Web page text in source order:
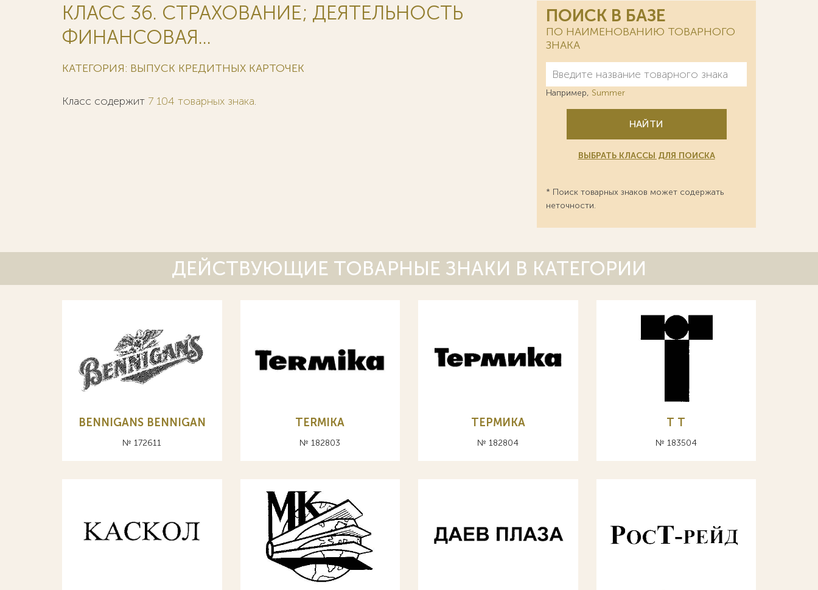
КЛАСС 36. СТРАХОВАНИЕ; ДЕЯТЕЛЬНОСТЬ
ФИНАНСОВАЯ...
КАТЕГОРИЯ: ВЫПУСК КРЕДИТНЫХ КАРТОЧЕК
Класс содержит 7 104 товарных знака.
ПОИСК В БАЗЕ
ПО НАИМЕНОВАНИЮ ТОВАРНОГО
ЗНАКА
Например, Summer
НАЙТИ
ВЫБРАТЬ КЛАССЫ ДЛЯ ПОИСКА
* Поиск товарных знаков может содержать
неточности.
ДЕЙСТВУЮЩИЕ ТОВАРНЫЕ ЗНАКИ В КАТЕГОРИИ
BENNIGANS BENNIGAN
№ 172611
TERMIKA
№ 182803
ТЕРМИКА
№ 182804
Т T
№ 183504